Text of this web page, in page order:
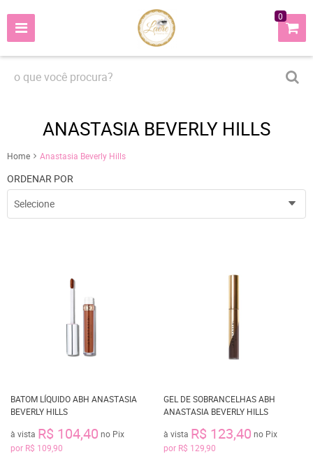
0
ANASTASIA BEVERLY HILLS
Home Anastasia Beverly Hills
ORDENAR POR
Selecione
BATOM LÍQUIDO ABH ANASTASIA
BEVERLY HILLS
à vista R$ 104,40 no Pix
por R$ 109,90
GEL DE SOBRANCELHAS ABH
ANASTASIA BEVERLY HILLS
à vista R$ 123,40 no Pix
por R$ 129,90